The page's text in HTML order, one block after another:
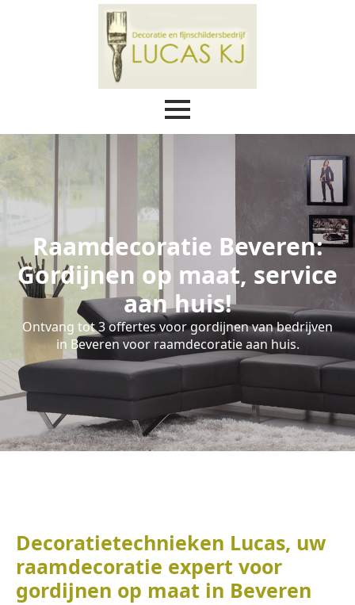
Raamdecoratie Beveren:
Gordijnen op maat, service
aan huis!
Ontvang tot 3 offertes voor gordijnen van bedrijven
in Beveren voor raamdecoratie aan huis.
Decoratietechnieken Lucas, uw
raamdecoratie expert voor
gordijnen op maat in Beveren